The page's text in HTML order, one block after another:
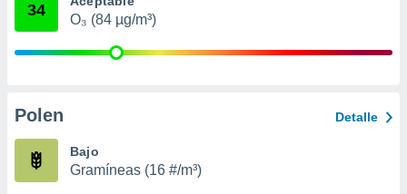
publicidad
34
O₃ (84 µg/m³)
Polen Detalle
Bajo
Gramíneas (16 #/m³)